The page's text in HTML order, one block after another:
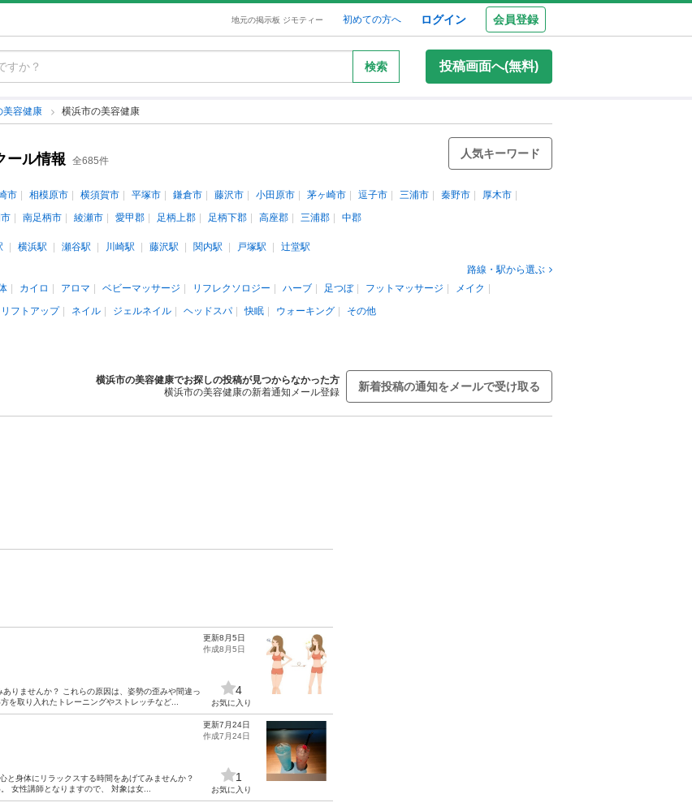
地元の掲示板 ジモティー 初めての方へ ログイン 会員登録
検索 投稿画面へ(無料)
美容健康 横浜市の美容健康
ール情報 全685件
人気キーワード
市 相模原市 横須賀市 平塚市 鎌倉市 藤沢市 小田原市 茅ヶ崎市 逗子市 三浦市 秦野市
厚木市
南足柄市 綾瀬市 愛甲郡 足柄上郡 足柄下郡 高座郡 三浦郡 中郡
横浜駅 瀬谷駅 川崎駅 藤沢駅 関内駅 戸塚駅
辻堂駅
路線・駅から選ぶ
カイロ アロマ ベビーマッサージ リフレクソロジー ハーブ 足つぼ フットマッサージ
メイク
リフトアップ ネイル ジェルネイル ヘッドスパ 快眠 ウォーキング その他
横浜市の美容健康でお探しの投稿が見つからなかった方
横浜市の美容健康の新着通知メール登録
新着投稿の通知をメールで受け取る
りませんか？ これらの原因は、姿勢の歪みや間違っ
を取り入れたトレーニングやストレッチなど...
更新8月5日
作成8月5日
4
お気に入り
身体にリラックスする時間をあげてみませんか？
女性講師となりますので、 対象は女...
更新7月24日
作成7月24日
1
お気に入り